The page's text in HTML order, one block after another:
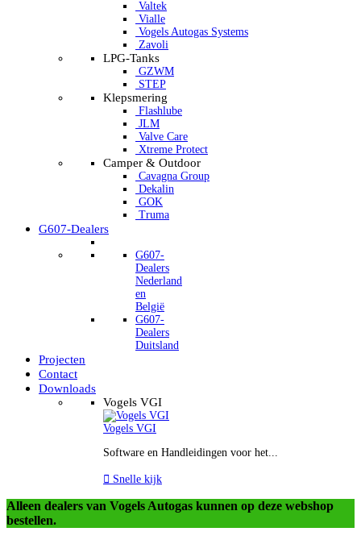
Valtek
Vialle
Vogels Autogas Systems
Zavoli
LPG-Tanks
GZWM
STEP
Klepsmering
Flashlube
JLM
Valve Care
Xtreme Protect
Camper & Outdoor
Cavagna Group
Dekalin
GOK
Truma
G607-Dealers
G607-
Dealers
Nederland
en
België
G607-
Dealers
Duitsland
Projecten
Contact
Downloads
Vogels VGI
Vogels VGI
Software en Handleidingen voor het...
 Snelle kijk
Alleen dealers van Vogels Autogas kunnen op deze webshop
bestellen.